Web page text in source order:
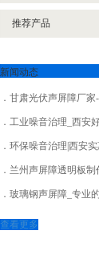
推荐产品
新闻动态
甘肃光伏声屏障厂
工业噪音治理_西安
环保噪音治理|西安
兰州声屏障透明板制作厂
玻璃钢声屏障_专业
查看更多